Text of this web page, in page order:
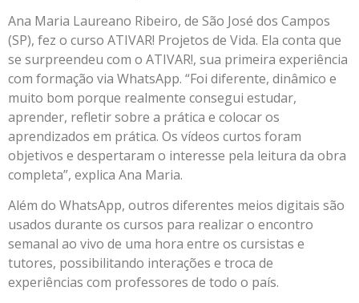
Ana Maria Laureano Ribeiro, de São José dos Campos
(SP), fez o curso ATIVAR! Projetos de Vida. Ela conta que
se surpreendeu com o ATIVAR!, sua primeira experiência
com formação via WhatsApp. “Foi diferente, dinâmico e
muito bom porque realmente consegui estudar,
aprender, refletir sobre a prática e colocar os
aprendizados em prática. Os vídeos curtos foram
objetivos e despertaram o interesse pela leitura da obra
completa”, explica Ana Maria.
Além do WhatsApp, outros diferentes meios digitais são
usados durante os cursos para realizar o encontro
semanal ao vivo de uma hora entre os cursistas e
tutores, possibilitando interações e troca de
experiências com professores de todo o país.